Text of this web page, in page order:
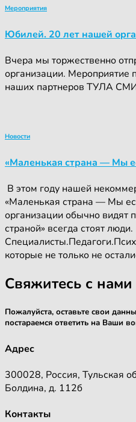
Мероприятия
Юбилей. 20 лет нашей
Вчера мы торжественно
организации. Мероприятие
наших партнеров ТУЛА СМИ
Новости
«Маленькая страна — Мы
‍В этом году нашей
«Маленькая страна — Мы
организации обычно видят
страной» всегда стоят люди.
которые не только не
Свяжитесь с нами
Пожалуйста, оставьте свои
постараемся ответить на Ваши
Адрес
300028, Россия, Тульская
Болдина, д. 112б
Контакты